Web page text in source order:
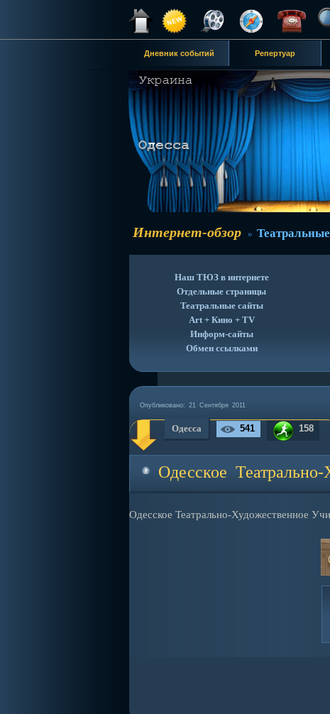
Дневник событий Репертуар
Интернет-обзор »
Наш ТЮЗ в интернете
Отдельные страницы
Театральные сайты
Art + Кино + TV
Информ-сайты
Обмен ссылками
Опубликовано: 21 Сентября 2011
Одесса 541 158
Одесское
Одесское Театрально-Художественное